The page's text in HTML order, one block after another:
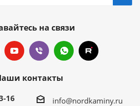
на связи
контакты
16 info@nordkaminy.ru